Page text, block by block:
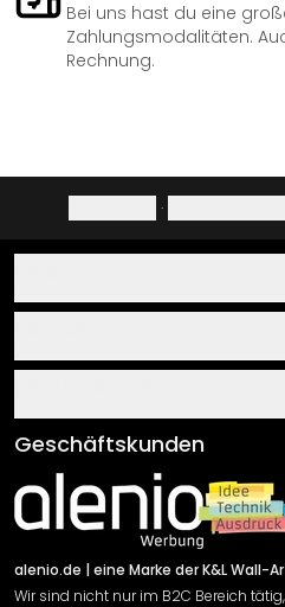
Bei uns hast du eine
Zahlungsmodalitäten.
Rechnung.
·
Über uns
Klebe- und
Newsletter An-/Abmeldung
Sendungsverfolgung
AGB
Impressum
Versand & Zahlung
Rücksendung
Widerrufsrecht
Geschäftskunden
alenio.de | eine Marke der K&L Wall-
Wir sind nicht nur im B2C Bereich